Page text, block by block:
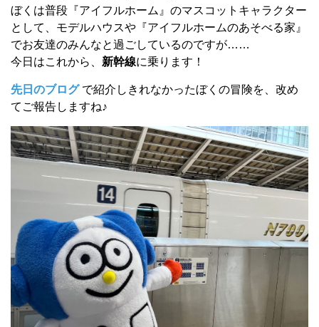
ぼくは普段『アイフルホーム』のマスコットキャラクター
として、モデルハウスや『アイフルホームのあそべる家』
でお友達のみんなと過ごしているのですが……
今日はこれから、 新幹線に乗ります！
先日のブログで紹介しきれなかったぼくの冒険を、改め
てご報告しますね♪